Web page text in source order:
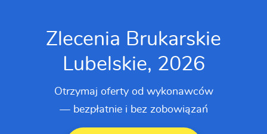
Zlecenia Brukarskie
Lubelskie, 2026
Otrzymaj oferty od wykonawców
— bezpłatnie i bez zobowiązań